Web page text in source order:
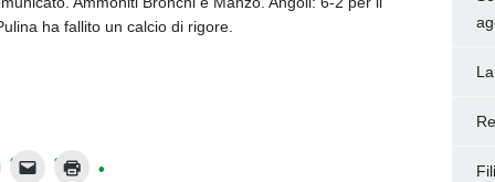
ha fallito un calcio di rigore.